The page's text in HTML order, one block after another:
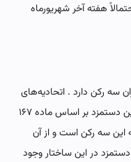
هفته آخر شهریورماه
سه رکن دارد . اتحادیه‌های
کارگری، کارفرمایی و دولت. ساختار کنونی تعیین دستمزد بر اساس ماده ۱۶۷
این سه رکن است و از آن
در این ساختار وجود